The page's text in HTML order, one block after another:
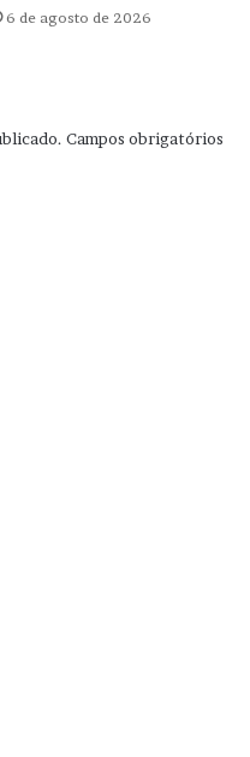
6 de agosto de 2026
Campos obrigatórios